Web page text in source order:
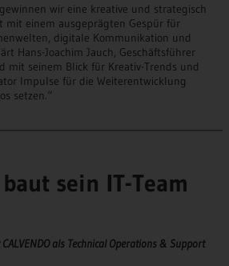
wir eine kreative und strategisch
mit einem ausgeprägten Gespür für
digitale Kommunikation und
Hans-Joachim Jauch, Geschäftsführer
mit seinem Blick für Kreativ-Trends und
Impulse für die Weiterentwicklung
setzen.“
baut sein IT-Team
als Technical Operations & Support